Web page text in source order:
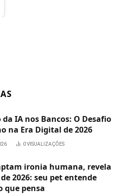
da IA nos Bancos: O Desafio
na Era Digital de 2026
0VISUALIZAÇÕES
ironia humana, revela
2026: seu pet entende
que pensa